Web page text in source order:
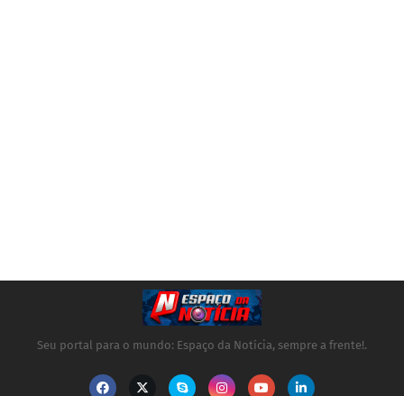
Seu portal para o mundo: Espaço da Notícia, sempre a frente!.